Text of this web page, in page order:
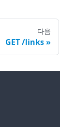
다음
GET /links